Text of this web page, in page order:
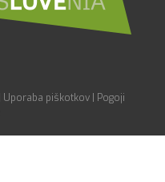
Uporaba piškotkov
Pogoji